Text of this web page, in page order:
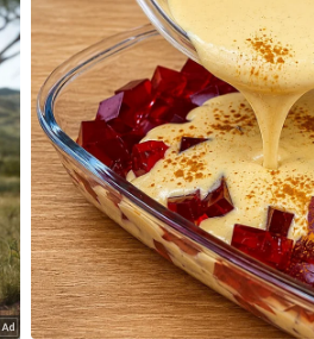
menunaikan haji," ujarnya kepada